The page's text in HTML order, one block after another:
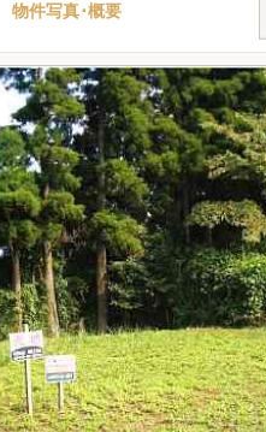
物件写真･概要